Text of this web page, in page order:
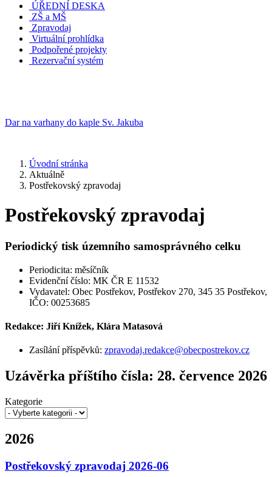
ÚŘEDNÍ DESKA
ZŠ a MŠ
Zpravodaj
Virtuální prohlídka
Podpořené projekty
Rezervační systém
Dar na varhany do kaple Sv. Jakuba
Úvodní stránka
Aktuálně
Postřekovský zpravodaj
Postřekovský zpravodaj
Periodický tisk územního samosprávného celku
Periodicita: měsíčník
Evidenční číslo: MK ČR E 11532
Vydavatel: Obec Postřekov, Postřekov 270, 345 35 Postřekov,
IČO: 00253685
Redakce: Jiří Knížek, Klára Matasová
Zasílání příspěvků: zpravodaj.redakce@obecpostrekov.cz
Uzávěrka příštího čísla: 28. července 2026
Kategorie
2026
Postřekovský zpravodaj 2026-06